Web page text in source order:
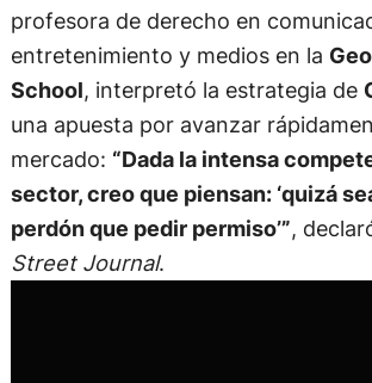
profesora de derecho en
entretenimiento y medios en la
School, interpretó la estrategia de
una apuesta por avanzar
mercado: “Dada la intensa
sector, creo que piensan: ‘quizá
perdón que pedir permiso’”,
Street Journal.